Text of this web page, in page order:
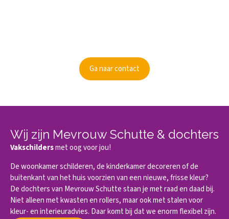
Ga naar contact
Wij zijn Mevrouw Schutte & dochters
Vakschildersmet oog voor jou!
De woonkamer schilderen, de kinderkamer decoreren of de
buitenkant van het huis voorzien van een nieuwe, frisse kleur?
De dochters van Mevrouw Schutte staan je met raad en daad bij.
Niet alleen met kwasten en rollers, maar ook met stalen voor
kleur- en interieuradvies. Daar komt bij dat we enorm flexibel zijn.